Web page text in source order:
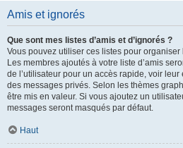
Amis et ignorés
Que sont mes listes d’amis et d’ignorés ?
Vous pouvez utiliser ces listes pour
Les membres ajoutés à votre liste d’amis
de l’utilisateur pour un accès rapide, voir
des messages privés. Selon les thèmes
être mis en valeur. Si vous ajoutez un
messages seront masqués par défaut.
Haut